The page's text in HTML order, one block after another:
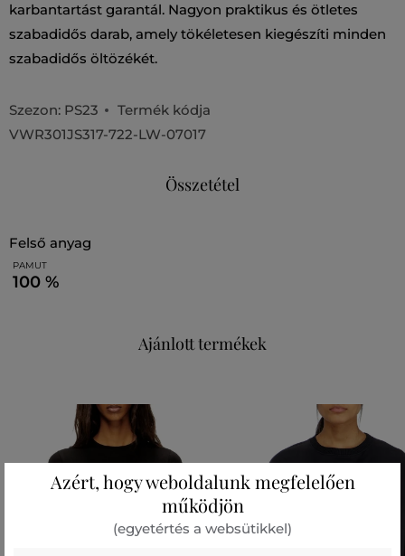
karbantartást garantál. Nagyon praktikus és ötletes
szabadidős darab, amely tökéletesen kiegészíti minden
szabadidős öltözékét.
Szezon: PS23
Termék kódja
VWR301JS317-722-LW-07017
Összetétel
felső anyag
PAMUT
100 %
Ajánlott termékek
Azért, hogy weboldalunk megfelelően
működjön
(egyetértés a websütikkel)